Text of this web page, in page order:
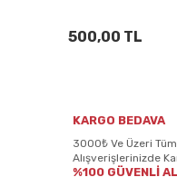
500,00 TL
KARGO BEDAVA
3000₺ Ve Üzeri Tüm
Alışverişlerinizde
%100 GÜVENLİ